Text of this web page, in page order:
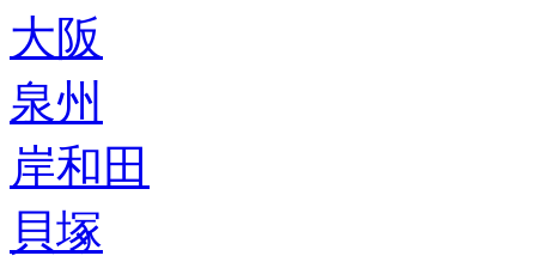
大阪
泉州
岸和田
貝塚